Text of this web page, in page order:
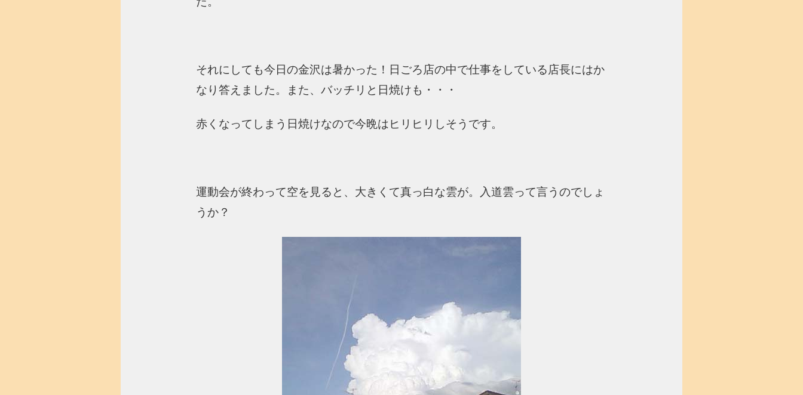
それにしても今日の金沢は暑かった！日ごろ店の中で仕事をしている店長にはか
なり答えました。また、バッチリと日焼けも・・・
赤くなってしまう日焼けなので今晩はヒリヒリしそうです。
運動会が終わって空を見ると、大きくて真っ白な雲が。入道雲って言うのでしょ
うか？